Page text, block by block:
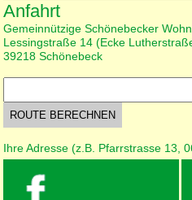
Anfahrt
Gemeinnützige Schönebecker
Lessingstraße 14 (Ecke
39218 Schönebeck
Ihre Adresse (z.B. Pfarrstrasse 13,